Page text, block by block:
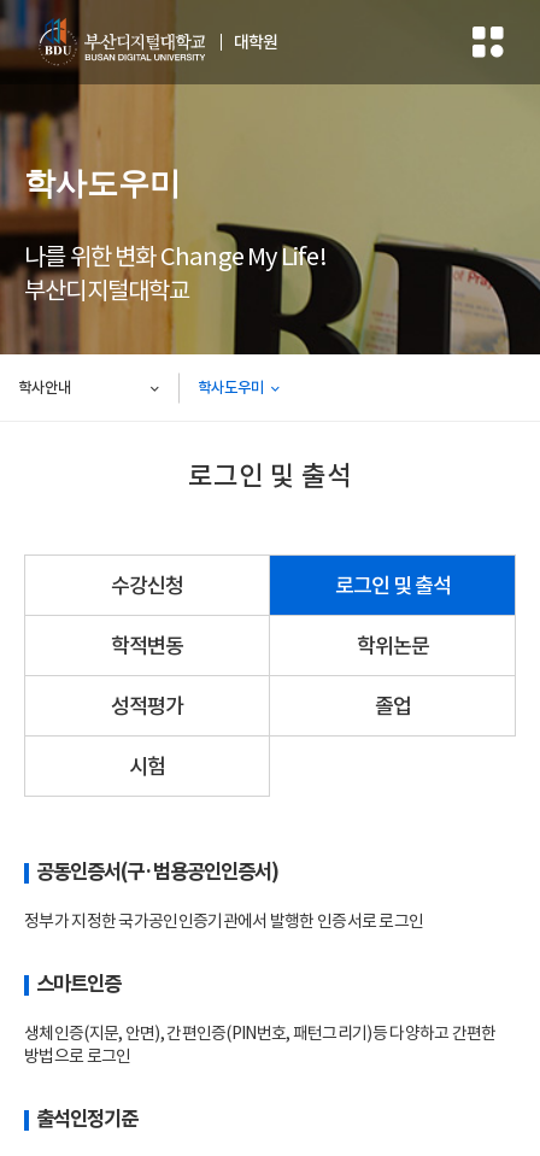
대학원
학사도우미
나를 위한 변화 Change My Life!
부산디지털대학교
학사안내 학사도우미
로그인 및 출석
수강신청 로그인 및 출석
학적변동 학위논문
성적평가 졸업
시험
공동인증서(구·범용공인인증서)
정부가 지정한 국가공인인증기관에서 발행한 인증서로 로그인
스마트인증
생체인증(지문, 안면), 간편인증(PIN번호, 패턴그리기)등 다양하고 간편한
방법으로 로그인
출석인정기준